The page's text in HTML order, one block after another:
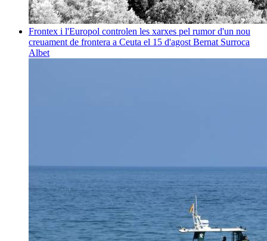
Frontex i l'Europol controlen les xarxes pel rumor d'un nou
creuament de frontera a Ceuta el 15 d'agost Bernat Surroca
Albet